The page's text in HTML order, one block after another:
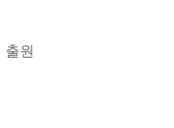
출원